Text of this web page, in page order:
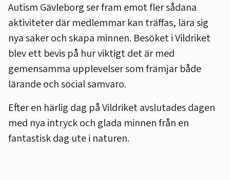
Autism Gävleborg ser fram emot fler sådana
aktiviteter där medlemmar kan träffas, lära sig
nya saker och skapa minnen. Besöket i Vildriket
blev ett bevis på hur viktigt det är med
gemensamma upplevelser som främjar både
lärande och social samvaro.
Efter en härlig dag på Vildriket avslutades dagen
med nya intryck och glada minnen från en
fantastisk dag ute i naturen.